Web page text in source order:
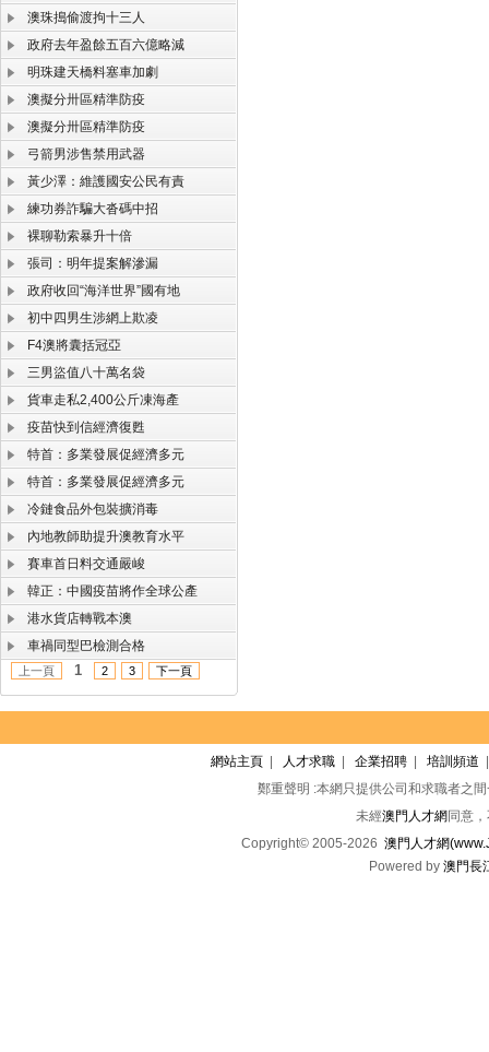
澳珠搗偷渡拘十三人
政府去年盈餘五百六億略減
明珠建天橋料塞車加劇
澳擬分卅區精準防疫
澳擬分卅區精準防疫
弓箭男涉售禁用武器
黃少澤：維護國安公民有責
練功券詐騙大沓碼中招
裸聊勒索暴升十倍
張司：明年提案解滲漏
政府收回“海洋世界”國有地
初中四男生涉網上欺凌
F4澳將囊括冠亞
三男盜值八十萬名袋
貨車走私2,400公斤凍海產
疫苗快到信經濟復甦
特首：多業發展促經濟多元
特首：多業發展促經濟多元
冷鏈食品外包裝擴消毒
內地教師助提升澳教育水平
賽車首日料交通嚴峻
韓正：中國疫苗將作全球公產
港水貨店轉戰本澳
車禍同型巴檢測合格
上一頁 1 2 3 下一頁
網站主頁 人才求職 企業招聘 培訓頻道
鄭重聲明 :本網只提供公司和求職者之
未經澳門人才網 同意
Copyright© 2005-2026 澳門人才網
Powered by 澳門長